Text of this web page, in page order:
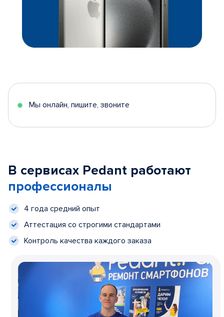
Мы онлайн, пишите, звоните
В сервисах Pedant работают
профессионалы
4 года средний опыт
Аттестация со строгими стандартами
Контроль качества каждого заказа